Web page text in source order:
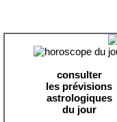
consulter
les prévisions
astrologiques
du jour